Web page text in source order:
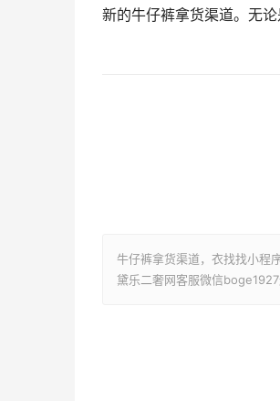
新的牛仔裤拿货渠道。无
牛仔裤拿货渠道，衣找找小程
黛乐二奢网客服微信